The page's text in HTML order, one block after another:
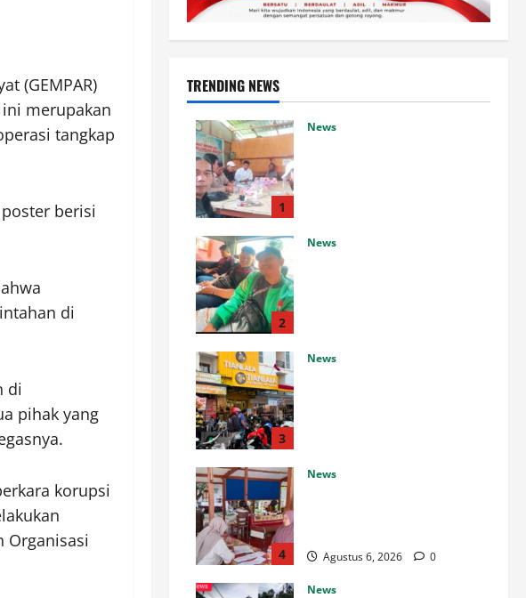
(GEMPAR)
ini merupakan
tangkap
berisi
di
di
pihak yang
korupsi
Organisasi
TRENDING NEWS
1
News
Agustus 6, 2026
2
News
Agustus 6, 2026
3
News
4
News
Agustus 6, 2026 0
News